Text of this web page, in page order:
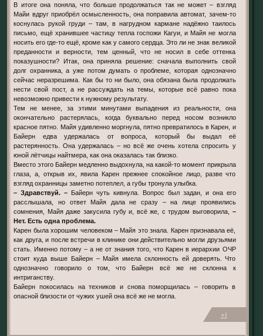
В итоге она поняла, что больше продолжаться так не может – взгляд
Майи вдруг приобрёл осмысленность, она поправила автомат, зачем-то
коснулась рукой груди – там, в нагрудном кармане надёжно таилось
письмо, ещё хранившее частицу тепла госпожи Кагуи, и Майя не могла
носить его где-то ещё, кроме как у самого сердца. Это ли не знак великой
преданности и верности, тем ценный, что не носил в себе оттенка
показушности? Итак, она приняла решение: сначала выполнить свой
долг охранника, а уже потом думать о проблеме, которая однозначно
сейчас неразрешима. Как бы то ни было, она обязана была продолжать
нести свой пост, а не рассуждать на темы, которые всё равно пока
невозможно привести к нужному результату.
Тем не менее, за этими минутами выпадения из реальности, она
окончательно растерялась, когда буквально перед носом возникло
красное пятно. Майя удивленно моргнула, пятно превратилось в Карен, и
Байерн едва удержалась от вопроса, который бы выдал её
растерянность. Она удержалась – но всё же очень хотела спросить у
юной лётчицы найтмера, как она оказалась так близко.
Вместо этого Байерн медленно выдохнула, на какой-то момент прикрыла
глаза, а, открыв их, явила Карен прежнее спокойное лицо, разве что
взгляд охранницы заметно потеплел, а губы тронула улыбка.
– Здравствуй. – Байерн чуть кивнула. Вопрос был задан, и она его
расслышала, но ответ Майя дала не сразу – на лице проявились
сомнения, Майя даже закусила губу и, всё же, с трудом выговорила,
–
Нет. Есть одна проблема.
Карен была хорошим человеком – Майя это знала. Карен признавала её,
как друга, и после встречи в клинике они действительно могли друзьями
стать. Именно потому – а не от знания того, что Карен в иерархии ОЧР
стоит куда выше Байерн – Майя имела склонность ей доверять. Что
однозначно говорило о том, что Байерн всё же не склонна к
интриганству.
Байерн покосилась на техников и снова поморщилась – говорить в
опасной близости от чужих ушей она всё же не могла.
+1